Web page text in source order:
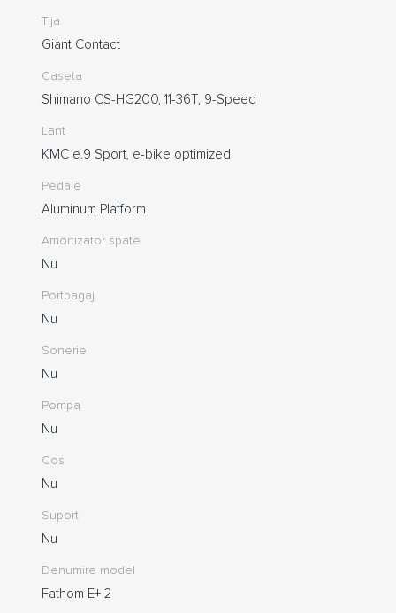
Tija
Giant Contact
Caseta
Shimano CS-HG200, 11-36T, 9-Speed
Lant
KMC e.9 Sport, e-bike optimized
Pedale
Aluminum Platform
Amortizator spate
Nu
Portbagaj
Nu
Sonerie
Nu
Pompa
Nu
Cos
Nu
Suport
Nu
Denumire model
Fathom E+ 2